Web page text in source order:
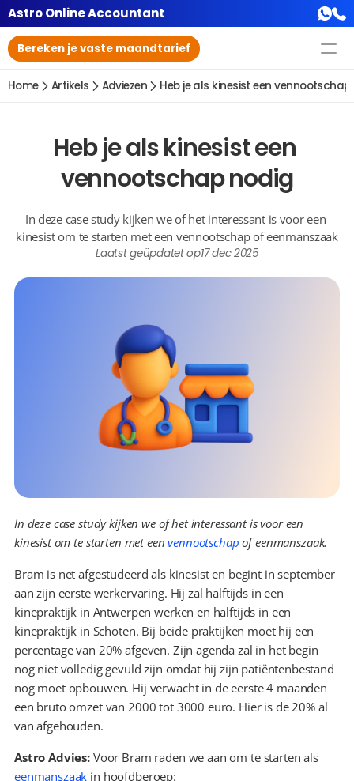
Astro Online Accountant
Bereken je vaste maandtarief
Home Artikels Adviezen Heb je als kinesist een
Heb je als kinesist een
vennootschap nodig
In deze case study kijken we of het interessant is voor een
kinesist om te starten met een vennootschap of eenmanszaak
Laatst geüpdatet op17 dec 2025
In deze case study kijken we of het interessant is voor een
kinesist om te starten met een vennootschap ofeenmanszaak.
Bram is net afgestudeerd als kinesist en begint in september
aan zijn eerste werkervaring. Hij zal halftijds in een
kinepraktijk in Antwerpen werken en halftijds in een
kinepraktijk in Schoten. Bij beide praktijken moet hij een
percentage van 20% afgeven. Zijn agenda zal in het begin
nog niet volledig gevuld zijn omdat hij zijn patiëntenbestand
nog moet opbouwen. Hij verwacht in de eerste 4 maanden
een bruto omzet van 2000 tot 3000 euro. Hier is de 20% al
van afgehouden.
Astro Advies:
Voor Bram raden we aan om te starten als
eenmanszaak in hoofdberoep: